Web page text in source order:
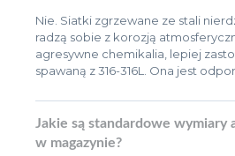
Nie. Siatki zgrzewane ze stali
radzą sobie z korozją
agresywne chemikalia, lepiej
spawaną z 316-316L. Ona jest
Jakie są standardowe wymiary
w magazynie?